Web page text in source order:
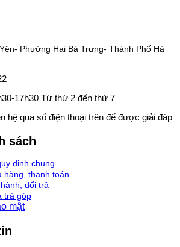
Phường Hai Bà Trưng- Thành Phố Hà
17h30 Từ thứ 2 đến thứ 7
hệ qua số điện thoại trên để được giải đáp
sách
định chung
hàng, thanh toán
đổi trả
trả góp
mật